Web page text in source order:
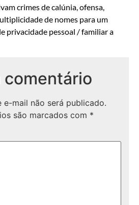
crimes de calúnia, ofensa,
de nomes para um
privacidade pessoal / familiar a
comentário
e-mail não será publicado.
são marcados com *